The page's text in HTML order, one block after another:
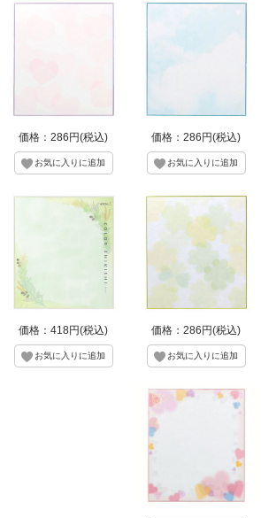
価格：286円(税込) 価格：286円(税込)
価格：418円(税込) 価格：286円(税込)